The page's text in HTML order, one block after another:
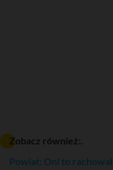
Zobacz również:.
Powiat: Oni to